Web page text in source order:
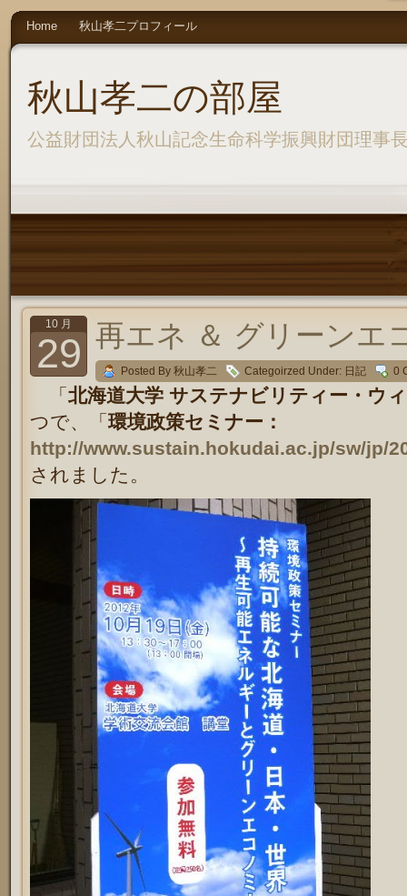
秋山孝二の部屋
公益財団法人秋山記念生命科学振興財団理事
Home 秋山孝二プロフィール
10 月
29 再エネ ＆ グリーンエ
Posted By 秋山孝二 Categoirzed Under: 日記 0
「 北海道大学 サステナビリティー・ウ
つで、「 環境政策セミナー：
http://www.sustain.hokudai.ac.jp/sw/jp/
されました。